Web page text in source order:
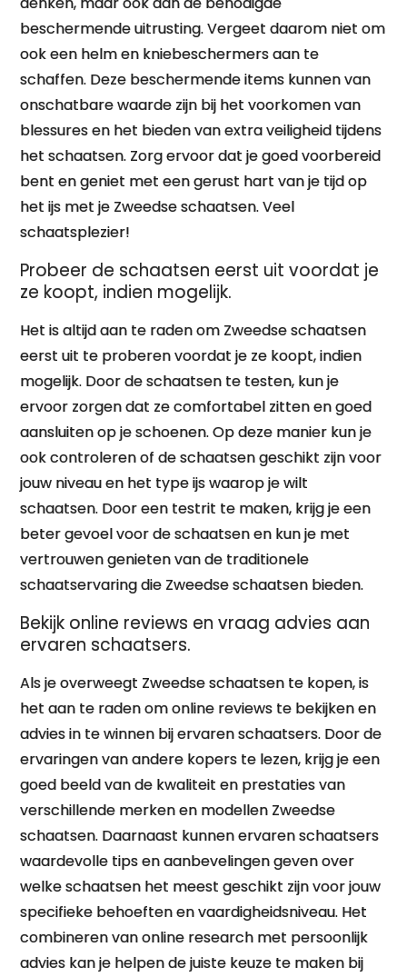
beschermende uitrusting. Vergeet daarom niet om
ook een helm en kniebeschermers aan te
schaffen. Deze beschermende items kunnen van
onschatbare waarde zijn bij het voorkomen van
blessures en het bieden van extra veiligheid tijdens
het schaatsen. Zorg ervoor dat je goed voorbereid
bent en geniet met een gerust hart van je tijd op
het ijs met je Zweedse schaatsen. Veel
schaatsplezier!
Probeer de schaatsen eerst uit voordat je
ze koopt, indien mogelijk.
Het is altijd aan te raden om Zweedse schaatsen
eerst uit te proberen voordat je ze koopt, indien
mogelijk. Door de schaatsen te testen, kun je
ervoor zorgen dat ze comfortabel zitten en goed
aansluiten op je schoenen. Op deze manier kun je
ook controleren of de schaatsen geschikt zijn voor
jouw niveau en het type ijs waarop je wilt
schaatsen. Door een testrit te maken, krijg je een
beter gevoel voor de schaatsen en kun je met
vertrouwen genieten van de traditionele
schaatservaring die Zweedse schaatsen bieden.
Bekijk online reviews en vraag advies aan
ervaren schaatsers.
Als je overweegt Zweedse schaatsen te kopen, is
het aan te raden om online reviews te bekijken en
advies in te winnen bij ervaren schaatsers. Door de
ervaringen van andere kopers te lezen, krijg je een
goed beeld van de kwaliteit en prestaties van
verschillende merken en modellen Zweedse
schaatsen. Daarnaast kunnen ervaren schaatsers
waardevolle tips en aanbevelingen geven over
welke schaatsen het meest geschikt zijn voor jouw
specifieke behoeften en vaardigheidsniveau. Het
combineren van online research met persoonlijk
advies kan je helpen de juiste keuze te maken bij